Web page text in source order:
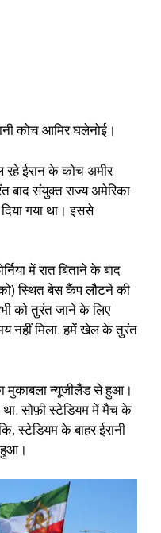
कोच आमिर घलेनोई।
रहे ईरान के कोच अमीर
बाद संयुक्त राज्य अमेरिका
गया था। इससे
में रात बिताने के बाद
स्थित बेस कैंप लौटने की
को तुरंत जाने के लिए
नहीं मिला. हमें खेल के तुरंत
मुकाबला न्यूजीलैंड से हुआ।
सोफ़ी स्टेडियम में मैच के
स्टेडियम के बाहर ईरानी
हुआ।